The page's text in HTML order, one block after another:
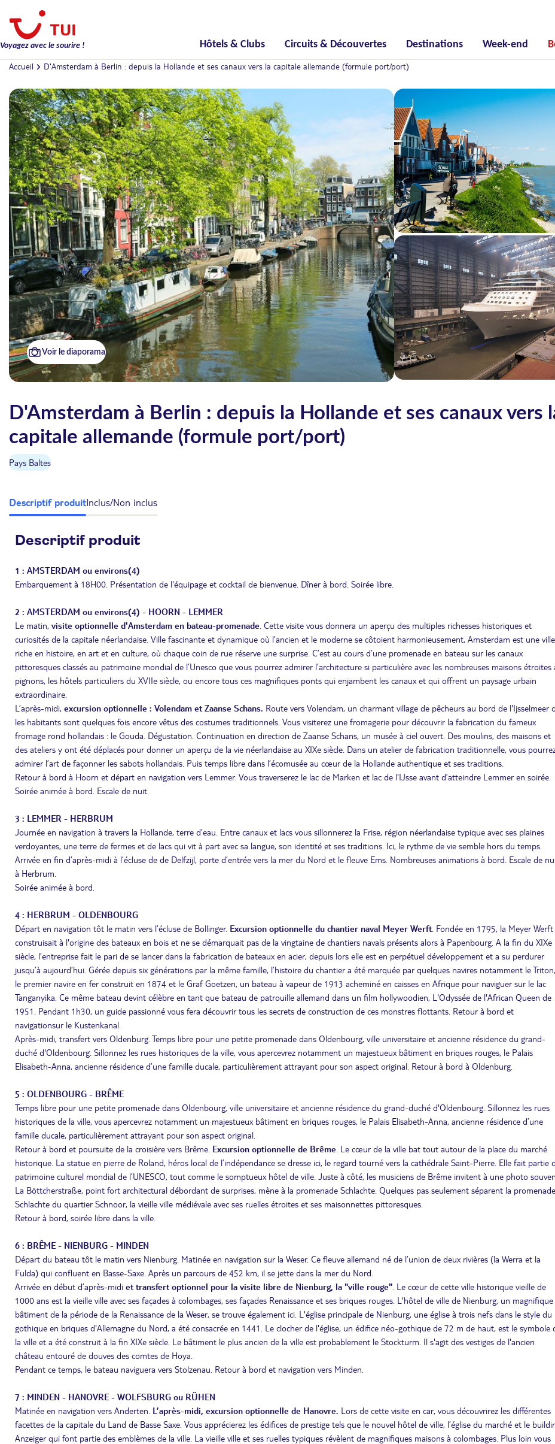
Voyagez avec le sourire ! Hôtels & Clubs Circuits & Découvertes Destinations Week-end
Accueil D'Amsterdam à Berlin : depuis la Hollande et ses canaux vers la capitale allemande (formule port/port)
Voir le diaporama
D'Amsterdam à Berlin : depuis la Hollande et ses canaux vers
capitale allemande (formule port/port)
Pays Baltes
Descriptif produitInclus/Non inclus
Descriptif produit
1 : AMSTERDAM ou environs(4)
Embarquement à 18H00. Présentation de l'équipage et cocktail de bienvenue. Dîner à bord. Soirée libre.
2 : AMSTERDAM ou environs(4) - HOORN - LEMMER
Le matin, visite optionnelle d'Amsterdam en bateau-promenade . Cette visite vous donnera un aperçu des multiples richesses historiques et
curiosités de la capitale néerlandaise. Ville fascinante et dynamique où l’ancien et le moderne se côtoient harmonieusement, Amsterdam est une ville
riche en histoire, en art et en culture, où chaque coin de rue réserve une surprise. C’est au cours d’une promenade en bateau sur les canaux
pittoresques classés au patrimoine mondial de l’Unesco que vous pourrez admirer l’architecture si particulière avec les nombreuses maisons étroites
pignons, les hôtels particuliers du XVIIe siècle, ou encore tous ces magnifiques ponts qui enjambent les canaux et qui offrent un paysage urbain
extraordinaire.
L’après-midi, excursion optionnelle : Volendam et Zaanse Schans. Route vers Volendam, un charmant village de pêcheurs au bord de l'Ijsselmeer
les habitants sont quelques fois encore vêtus des costumes traditionnels. Vous visiterez une fromagerie pour découvrir la fabrication du fameux
fromage rond hollandais : le Gouda. Dégustation. Continuation en direction de Zaanse Schans, un musée à ciel ouvert. Des moulins, des maisons et
des ateliers y ont été déplacés pour donner un aperçu de la vie néerlandaise au XIXe siècle. Dans un atelier de fabrication traditionnelle, vous
admirer l’art de façonner les sabots hollandais. Puis temps libre dans l’écomusée au cœur de la Hollande authentique et ses traditions.
Retour à bord à Hoorn et départ en navigation vers Lemmer. Vous traverserez le lac de Marken et lac de l'Ĳsse avant d’atteindre Lemmer en soirée.
Soirée animée à bord. Escale de nuit.
3 : LEMMER - HERBRUM
Journée en navigation à travers la Hollande, terre d’eau. Entre canaux et lacs vous sillonnerez la Frise, région néerlandaise typique avec ses plaines
verdoyantes, une terre de fermes et de lacs qui vit à part avec sa langue, son identité et ses traditions. Ici, le rythme de vie semble hors du temps.
Arrivée en fin d’après-midi à l’écluse de de Delfzijl, porte d’entrée vers la mer du Nord et le fleuve Ems. Nombreuses animations à bord. Escale de
à Herbrum.
Soirée animée à bord.
4 : HERBRUM - OLDENBOURG
Départ en navigation tôt le matin vers l’écluse de Bollinger. Excursion optionnelle du chantier naval Meyer Werft. Fondée en 1795, la Meyer Werft
construisait à l'origine des bateaux en bois et ne se démarquait pas de la vingtaine de chantiers navals présents alors à Papenbourg. A la fin du XIXe
siècle, l’entreprise fait le pari de se lancer dans la fabrication de bateaux en acier, depuis lors elle est en perpétuel développement et a su perdurer
jusqu’à aujourd’hui. Gérée depuis six générations par la même famille, l’histoire du chantier a été marquée par quelques navires notamment le Triton,
le premier navire en fer construit en 1874 et le Graf Goetzen, un bateau à vapeur de 1913 acheminé en caisses en Afrique pour naviguer sur le lac
Tanganyika. Ce même bateau devint célèbre en tant que bateau de patrouille allemand dans un film hollywoodien, L'Odyssée de l'African Queen de
1951. Pendant 1h30, un guide passionné vous fera découvrir tous les secrets de construction de ces monstres flottants. Retour à bord et
navigationsur le Kustenkanal.
Après-midi, transfert vers Oldenburg. Temps libre pour une petite promenade dans Oldenbourg, ville universitaire et ancienne résidence du grand-
duché d'Oldenbourg. Sillonnez les rues historiques de la ville, vous apercevrez notamment un majestueux bâtiment en briques rouges, le Palais
Elisabeth-Anna, ancienne résidence d’une famille ducale, particulièrement attrayant pour son aspect original. Retour à bord à Oldenburg.
5 : OLDENBOURG - BRÊME
Temps libre pour une petite promenade dans Oldenbourg, ville universitaire et ancienne résidence du grand-duché d'Oldenbourg. Sillonnez les rues
historiques de la ville, vous apercevrez notamment un majestueux bâtiment en briques rouges, le Palais Elisabeth-Anna, ancienne résidence d’une
famille ducale, particulièrement attrayant pour son aspect original.
Retour à bord et poursuite de la croisière vers Brême. Excursion optionnelle de Brême . Le cœur de la ville bat tout autour de la place du marché
historique. La statue en pierre de Roland, héros local de l’indépendance se dresse ici, le regard tourné vers la cathédrale Saint-Pierre. Elle fait partie
patrimoine culturel mondial de l’UNESCO, tout comme le somptueux hôtel de ville. Juste à côté, les musiciens de Brême invitent à une photo
La Böttcherstraße, point fort architectural débordant de surprises, mène à la promenade Schlachte. Quelques pas seulement séparent la promenade
Schlachte du quartier Schnoor, la vieille ville médiévale avec ses ruelles étroites et ses maisonnettes pittoresques.
Retour à bord, soirée libre dans la ville.
6 : BRÊME - NIENBURG - MINDEN
Départ du bateau tôt le matin vers Nienburg. Matinée en navigation sur la Weser. Ce fleuve allemand né de l’union de deux rivières (la Werra et la
Fulda) qui confluent en Basse-Saxe. Après un parcours de 452 km, il se jette dans la mer du Nord.
Arrivée en début d’après-midi et transfert optionnel pour la visite libre de Nienburg, la "ville rouge" . Le cœur de cette ville historique vieille de
1000 ans est la vieille ville avec ses façades à colombages, ses façades Renaissance et ses briques rouges. L'hôtel de ville de Nienburg, un magnifique
bâtiment de la période de la Renaissance de la Weser, se trouve également ici. L'église principale de Nienburg, une église à trois nefs dans le style du
gothique en briques d'Allemagne du Nord, a été consacrée en 1441. Le clocher de l'église, un édifice néo-gothique de 72 m de haut, est le symbole
la ville et a été construit à la fin XIXe siècle. Le bâtiment le plus ancien de la ville est probablement le Stockturm. Il s'agit des vestiges de l'ancien
château entouré de douves des comtes de Hoya.
Pendant ce temps, le bateau naviguera vers Stolzenau. Retour à bord et navigation vers Minden.
7 : MINDEN - HANOVRE - WOLFSBURG ou RÜHEN
Matinée en navigation vers Anderten. L’après-midi, excursion optionnelle de Hanovre. Lors de cette visite en car, vous découvrirez les différentes
facettes de la capitale du Land de Basse Saxe. Vous apprécierez les édifices de prestige tels que le nouvel hôtel de ville, l’église du marché et le
Anzeiger qui font partie des emblèmes de la ville. La vieille ville et ses ruelles typiques révèlent de magnifiques maisons à colombages. Plus loin vous